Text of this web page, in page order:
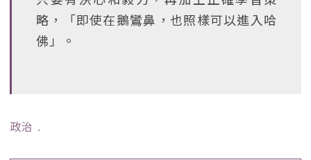
略，「即使在鵝鸞鼻，也照樣可以進入哈
佛」。
政治 ﹒